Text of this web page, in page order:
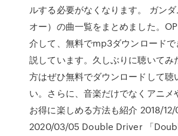
ルする必要がなくなります。 ガン
オー）の曲一覧をまとめました。
介して、無料でmp3ダウンロードで
説しています。久しぶりに聴いてみ
方はぜひ無料でダウンロードして聴
い。さらに、音楽だけでなくアニメ
お得に楽しめる方法も紹介 2018/
2020/03/05 Double Driver 「